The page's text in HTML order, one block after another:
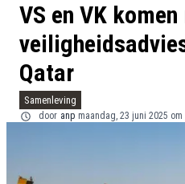
VS en VK
Qatar
Samenleving
door anp maandag, 23 juni 2025 om